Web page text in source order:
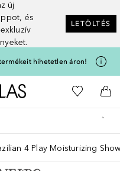
új
és
LETÖLTÉS
hihetetlen áron!
A Douglas Főoldalra
A
4 Play Moisturizing